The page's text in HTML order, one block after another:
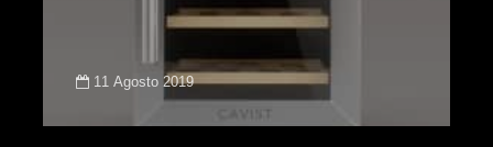
11 Agosto 2019